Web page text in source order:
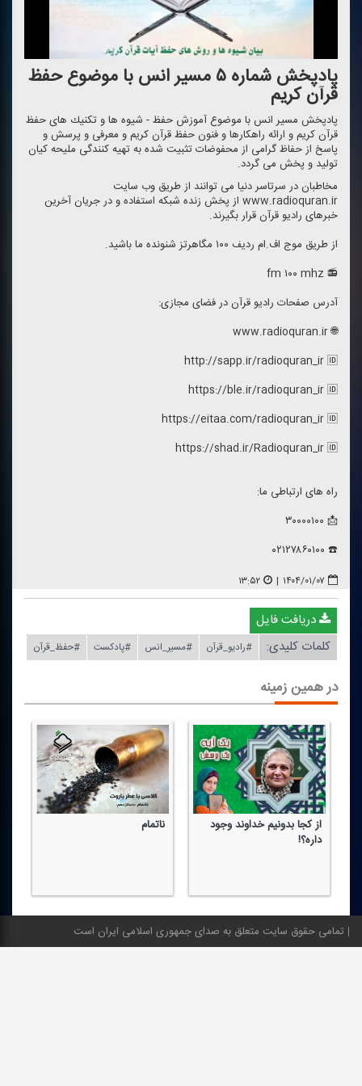
پادپخش شماره ۵ مسیر انس با موضوع حفظ
قرآن كریم
پادپخش مسیر انس با موضوع آموزش حفظ - شیوه ها و تكنیك های حفظ
قرآن كریم و ارائه راهكارها و فنون حفظ قرآن كریم و معرفی و پرسش و
پاسخ از حفاظ گرامی از محفوضات تثبیت شده به تهیه كنندگی ملیحه كیان
تولید و پخش می گردد.
مخاطبان در سرتاسر دنیا می توانند از طریق وب سایت
www.radioquran.ir از پخش زنده شبكه استفاده و در جریان آخرین
خبرهای رادیو قرآن قرار بگیرند.
از طریق موج اف.ام ردیف ۱۰۰ مگاهرتز شنونده ما باشید.
📻 fm ۱۰۰ mhz
آدرس صفحات رادیو قرآن در فضای مجازی:
🌐 www.radioquran.ir
http://sapp.ir/radioquran_ir 🆔
https://ble.ir/radioquran_ir 🆔
https://eitaa.com/radioquran_ir 🆔
https://shad.ir/Radioquran_ir 🆔
راه های ارتباطی ما:
📩 ۳۰۰۰۰۱۰۰
☎️ ۰۲۱۲۷۸۶۰۱۰۰
۱۴۰۴/۰۱/۰۷ | ۱۳:۵۲
دریافت فایل
کلمات کلیدی:
#رادیو_قرآن #مسیر_انس #پادكست #حفظ_قرآن
در همین زمینه
از كجا بدونیم خداوند وجود
داره؟!
ناتمام
تمامی حقوق سایت متعلق به صدای جمهوری اسلامی ایران است